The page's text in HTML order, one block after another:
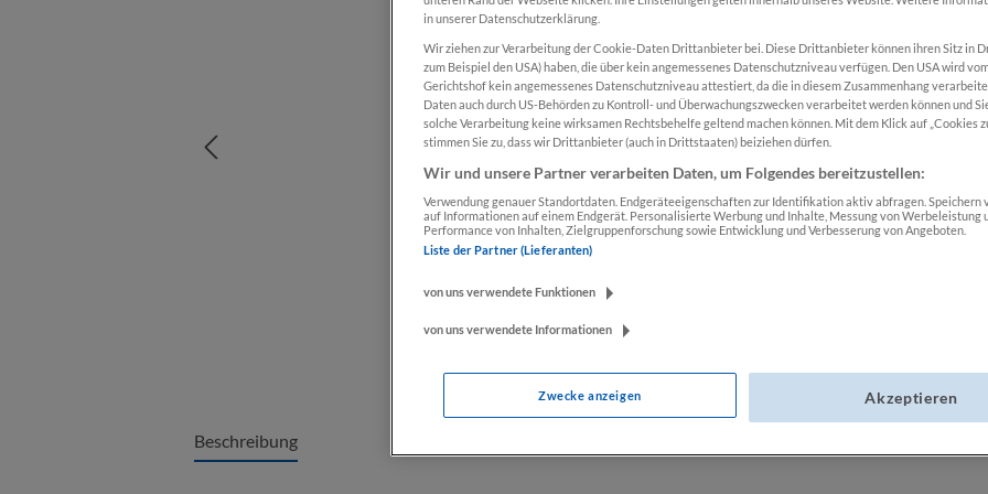
Das
Zum Merkzettel
Beschreibung
in unserer Datenschutzerklärung.
Wir ziehen zur Verarbeitung der Cookie-Daten Drittanbieter bei. Diese Drittanbieter können ihren Sitz in
zum Beispiel den USA) haben, die über kein angemessenes Datenschutzniveau verfügen. Den USA wird
Gerichtshof kein angemessenes Datenschutzniveau attestiert, da die in diesem Zusammenhang
Daten auch durch US-Behörden zu Kontroll- und Überwachungszwecken verarbeitet werden können und
solche Verarbeitung keine wirksamen Rechtsbehelfe geltend machen können. Mit dem Klick auf „Cookies
stimmen Sie zu, dass wir Drittanbieter (auch in Drittstaaten) beiziehen dürfen.
Wir und unsere Partner verarbeiten Daten, um Folgendes bereitzustellen:
Verwendung genauer Standortdaten. Endgeräteeigenschaften zur Identifikation aktiv abfragen. Speichern
auf Informationen auf einem Endgerät. Personalisierte Werbung und Inhalte, Messung von Werbeleistung
Performance von Inhalten, Zielgruppenforschung sowie Entwicklung und Verbesserung von Angeboten.
Liste der Partner (Lieferanten)
von uns verwendete Funktionen
von uns verwendete Informationen
Zwecke anzeigen Akzeptieren